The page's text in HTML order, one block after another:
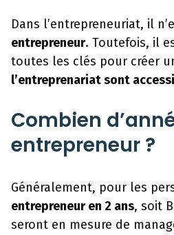
Dans l’entrepreneuriat, il
entrepreneur. Toutefois, il
toutes les clés pour créer
l’entreprenariat sont
Combien
entrepreneur ?
Généralement, pour les
entrepreneur en 2 ans, soit
seront en mesure de